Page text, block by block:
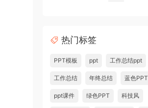
热门标签
PPT模板 ppt 工作总结ppt
工作总结 年终总结 蓝色PPT
ppt课件 绿色PPT 科技风